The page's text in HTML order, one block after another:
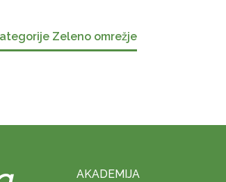
Zeleno omrežje
AKADEMIJA